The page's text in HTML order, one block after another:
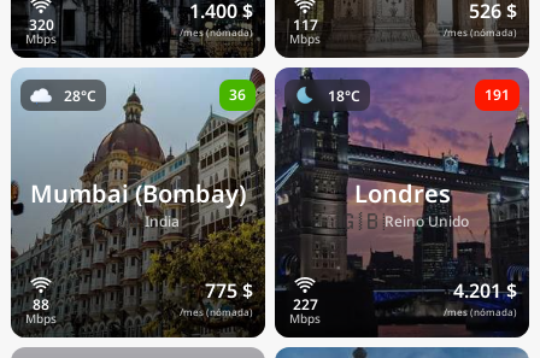
1.400 $
/mes (nómada)
526 $
/mes (nómada)
Mumbai (Bombay)
🇮🇳India
775 $
/mes (nómada)
28°C 36
Londres
🇬🇧Reino Unido
4.201 $
/mes (nómada)
18°C 191